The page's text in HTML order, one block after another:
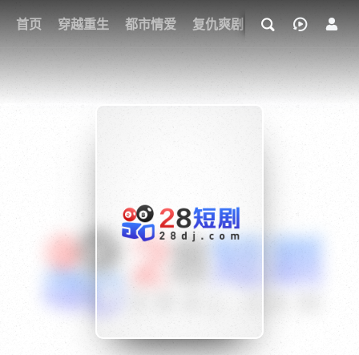
首页 穿越重生 都市情爱 复仇爽剧 玄幻武侠 奇幻
我的观影记录
{if condition="$obj.vod_points